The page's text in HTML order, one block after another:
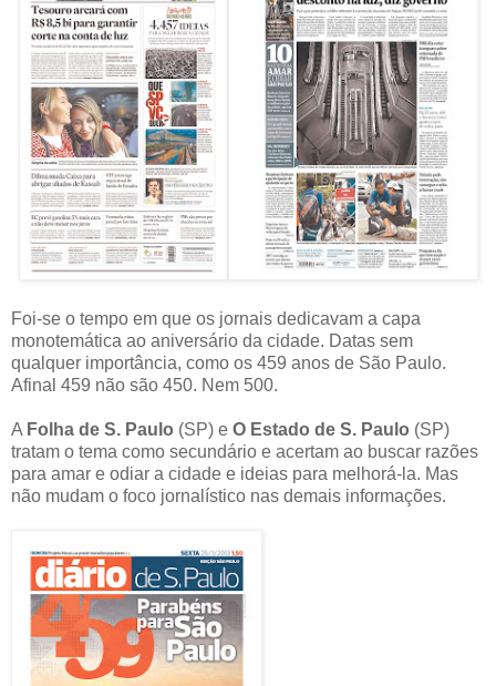
Foi-se o tempo em que os jornais dedicavam a capa
monotemática ao aniversário da cidade. Datas sem
qualquer importância, como os 459 anos de São Paulo.
Afinal 459 não são 450. Nem 500.
A Folha de S. Paulo (SP) e O Estado de S. Paulo (SP)
tratam o tema como secundário e acertam ao buscar razões
para amar e odiar a cidade e ideias para melhorá-la. Mas
não mudam o foco jornalístico nas demais informações.